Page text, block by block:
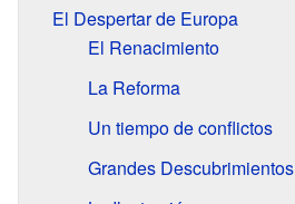
El Despertar de Europa
El Renacimiento
La Reforma
Un tiempo de conflictos
Grandes Descubrimientos